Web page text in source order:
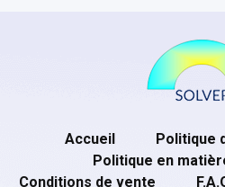
Accueil
Politique
Politique en
Conditions de vente